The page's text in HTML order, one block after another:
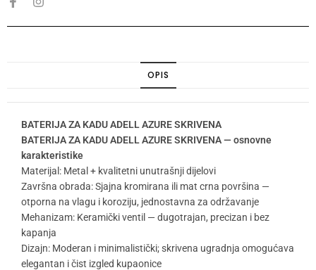
OPIS
BATERIJA ZA KADU ADELL AZURE SKRIVENA
BATERIJA ZA KADU ADELL AZURE SKRIVENA — osnovne
karakteristike
Materijal: Metal + kvalitetni unutrašnji dijelovi
Završna obrada: Sjajna kromirana ili mat crna površina —
otporna na vlagu i koroziju, jednostavna za održavanje
Mehanizam: Keramički ventil — dugotrajan, precizan i bez
kapanja
Dizajn: Moderan i minimalistički; skrivena ugradnja omogućava
elegantan i čist izgled kupaonice